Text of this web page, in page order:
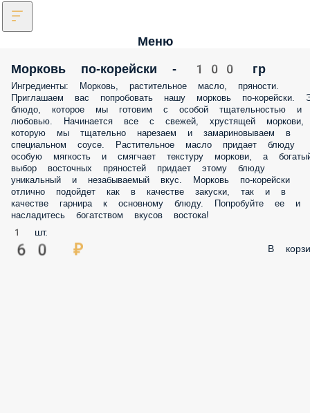
Меню
Морковь по-корейски - 100 гр
Ингредиенты: Морковь, растительное масло, пряности.
Приглашаем вас попробовать нашу морковь по-корейски.
блюдо, которое мы готовим с особой тщательностью и
любовью. Начинается все с свежей, хрустящей моркови,
которую мы тщательно нарезаем и замариновываем в
специальном соусе. Растительное масло придает блюду
особую мягкость и смягчает текстуру моркови, а
выбор восточных пряностей придает этому блюду
уникальный и незабываемый вкус. Морковь по-корейски
отлично подойдет как в качестве закуски, так и в
качестве гарнира к основному блюду. Попробуйте ее и
насладитесь богатством вкусов востока!
1 шт.
60 ₽ В